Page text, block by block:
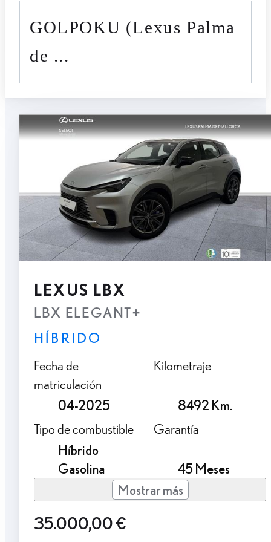
GOLPOKU (Lexus Palma
de ...
LEXUS LBX
LBX ELEGANT+
HÍBRIDO
Fecha de
matriculación
04-2025
Kilometraje
8492 Km.
Tipo de combustible
Híbrido
Gasolina
Garantía
45 Meses
Mostrar más
35.000,00 €